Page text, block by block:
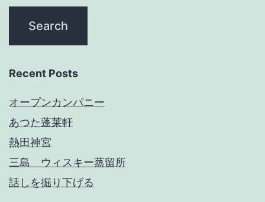
Recent Posts
オープンカンパニー
あつた蓬莱軒
熱田神宮
三島 ウィスキー蒸留所
話しを掘り下げる